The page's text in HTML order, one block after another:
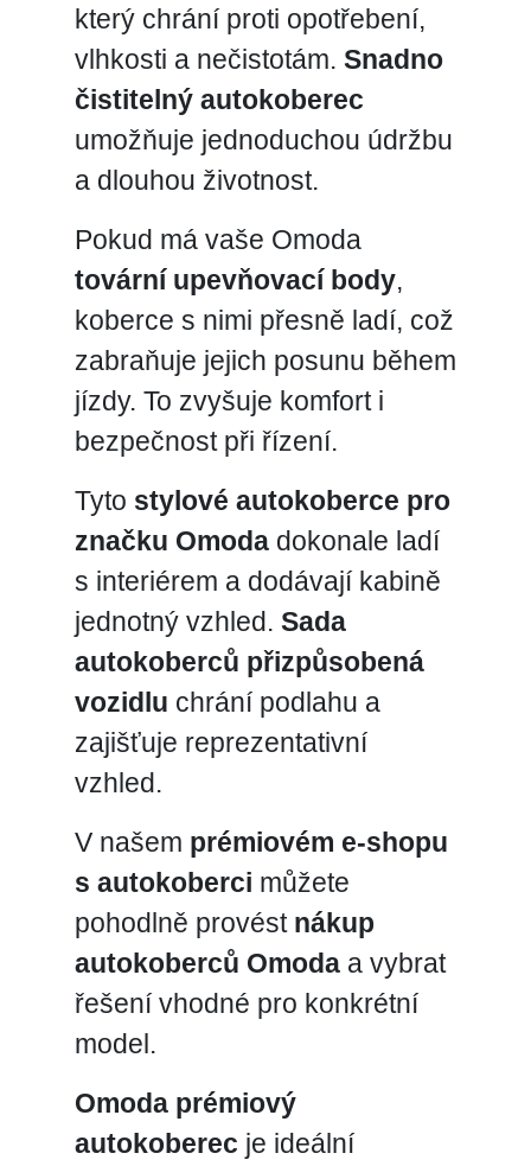
který chrání proti opotřebení,
vlhkosti a nečistotám. Snadno
čistitelný autokoberec
umožňuje jednoduchou údržbu
a dlouhou životnost.
Pokud má vaše Omoda
tovární upevňovací body,
koberce s nimi přesně ladí, což
zabraňuje jejich posunu během
jízdy. To zvyšuje komfort i
bezpečnost při řízení.
Tyto stylové autokoberce pro
značku Omodadokonale ladí
s interiérem a dodávají kabině
jednotný vzhled. Sada
autokoberců přizpůsobená
vozidlu chrání podlahu a
zajišťuje reprezentativní
vzhled.
V našem prémiovém e-shopu
s autokoberci můžete
pohodlně provést nákup
autokoberců Omodaa vybrat
řešení vhodné pro konkrétní
model.
Omoda prémiový
autokoberec je ideální